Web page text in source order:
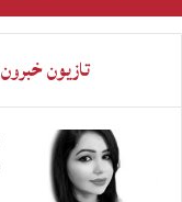
تازيون خبرون